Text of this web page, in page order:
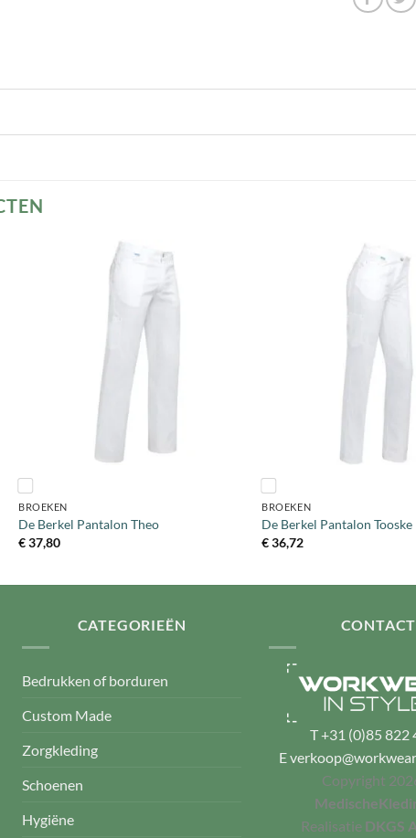
BROEKEN
De Berkel Pantalon Theo
€37,80
BROEKEN
De Berkel Pantalon Tooske
€36,72
CATEGORIEËN
Bedrukken of borduren
Custom Made
Zorgkleding
Schoenen
Hygiëne
CONTACT
T+31 (0)85 822
E
Copyright
Realisatie DKGS